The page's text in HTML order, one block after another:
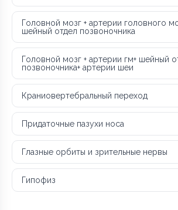
Головной мозг + артерии головного
шейный отдел позвоночника
Головной мозг + артерии гм+ шейный
позвоночника+ артерии шеи
Краниовертебральный переход
Придаточные пазухи носа
Глазные орбиты и зрительные нервы
Гипофиз